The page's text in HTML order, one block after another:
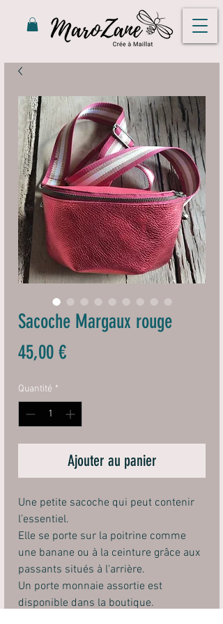
Sacoche Margaux rouge
45,00 €Prix
Quantité *
Ajouter au panier
Une petite sacoche qui peut contenir
l’essentiel.
Elle se porte sur la poitrine comme
une banane ou à la ceinture grâce aux
passants situés à l'arrière.
Un porte monnaie assortie est
disponible dans la boutique.